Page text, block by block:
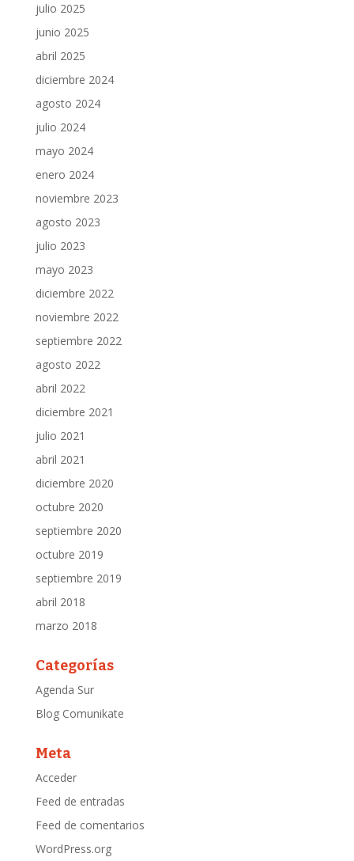
julio 2025
junio 2025
abril 2025
diciembre 2024
agosto 2024
julio 2024
mayo 2024
enero 2024
noviembre 2023
agosto 2023
julio 2023
mayo 2023
diciembre 2022
noviembre 2022
septiembre 2022
agosto 2022
abril 2022
diciembre 2021
julio 2021
abril 2021
diciembre 2020
octubre 2020
septiembre 2020
octubre 2019
septiembre 2019
abril 2018
marzo 2018
Categorías
Agenda Sur
Blog Comunikate
Meta
Acceder
Feed de entradas
Feed de comentarios
WordPress.org